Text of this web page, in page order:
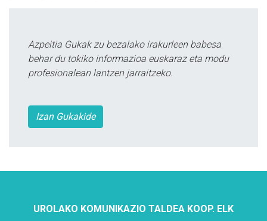
Azpeitia Gukak zu bezalako irakurleen babesa
behar du tokiko informazioa euskaraz eta modu
profesionalean lantzen jarraitzeko.
Izan Gukakide
UROLAKO KOMUNIKAZIO TALDEA KOOP. ELK